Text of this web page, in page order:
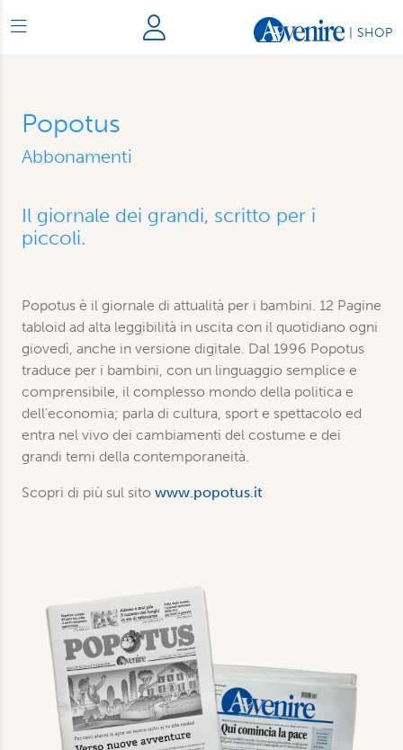
SHOP
Popotus
Abbonamenti
Il giornale dei grandi, scritto per i
piccoli.
Popotus è il giornale di attualità per i bambini. 12 Pagine
tabloid ad alta leggibilità in uscita con il quotidiano ogni
giovedì, anche in versione digitale. Dal 1996 Popotus
traduce per i bambini, con un linguaggio semplice e
comprensibile, il complesso mondo della politica e
dell’economia; parla di cultura, sport e spettacolo ed
entra nel vivo dei cambiamenti del costume e dei
grandi temi della contemporaneità.
Scopri di più sul sito www.popotus.it